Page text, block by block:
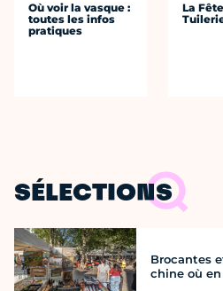
Où voir la vasque :
toutes les infos
pratiques
La
SÉLECTIONS
Brocantes
chine où